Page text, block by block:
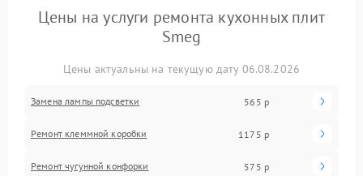
Цены на услуги ремонта кухонных плит
Smeg
Цены актуальны на текущую дату 06.08.2026
Замена лампы подсветки 565 р
Ремонт клеммной коробки 1175 р
Ремонт чугунной конфорки 575 р